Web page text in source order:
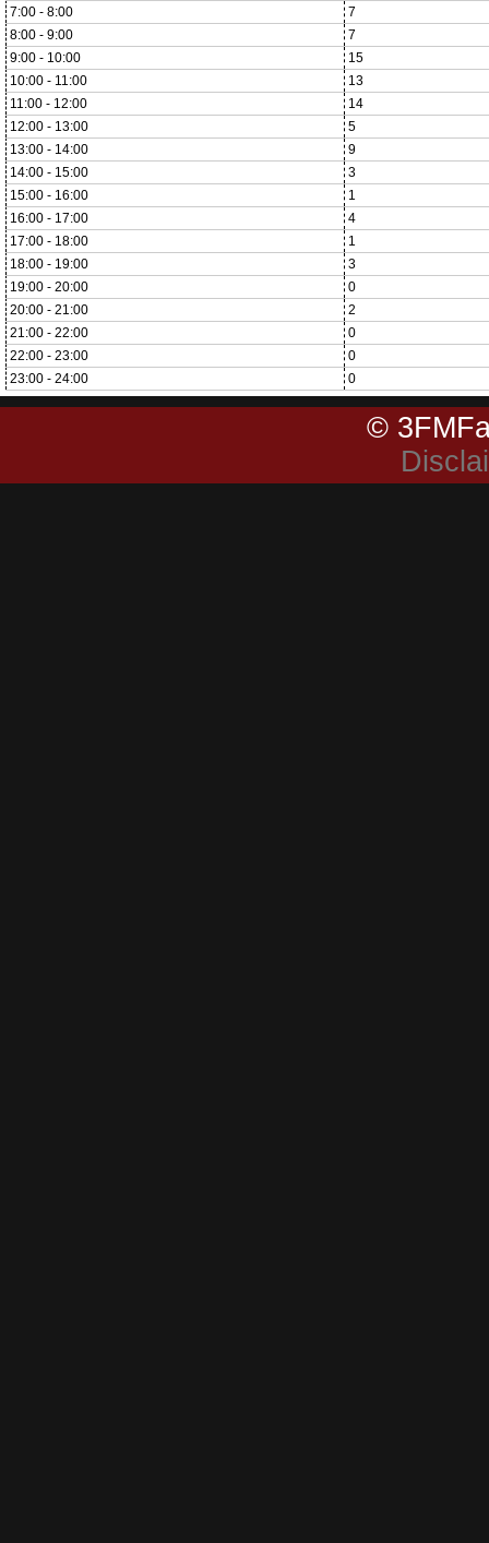
7:00 - 8:00
7
8:00 - 9:00
7
9:00 - 10:00
15
10:00 - 11:00
13
11:00 - 12:00
14
12:00 - 13:00
5
13:00 - 14:00
9
14:00 - 15:00
3
15:00 - 16:00
1
16:00 - 17:00
4
17:00 - 18:00
1
18:00 - 19:00
3
19:00 - 20:00
0
20:00 - 21:00
2
21:00 - 22:00
0
22:00 - 23:00
0
23:00 - 24:00
0
©